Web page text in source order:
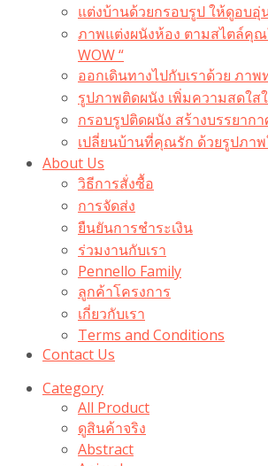
แต่งบ้านด้วยกรอบรูป ให้ดูอบอุ่
ภาพแต่งผนังห้อง ตามสไตล์คุณ
WOW “
ออกเดินทางไปกับเราด้วย ภาพ
รูปภาพติดผนัง เพิ่มความสดใ
กรอบรูปติดผนัง สร้างบรรยาก
เปลี่ยนบ้านที่คุณรัก ด้วยรูปภา
About Us
วิธีการสั่งซื้อ
การจัดส่ง
ยืนยันการชำระเงิน
ร่วมงานกับเรา
Pennello Family
ลูกค้าโครงการ
เกี่ยวกับเรา
Terms and Conditions
Contact Us
Category
All Product
ดูสินค้าจริง
Abstract